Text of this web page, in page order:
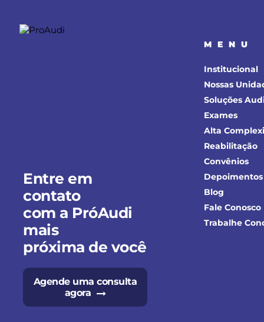
Entre em
contato
com a PróAudi
mais
próxima de você
Agende uma consulta
agora
MENU
Institucional
Nossas
Soluções
Exames
Alta
Reabilitação
Convênios
Depoimentos
Blog
Fale Conosco
Trabalhe